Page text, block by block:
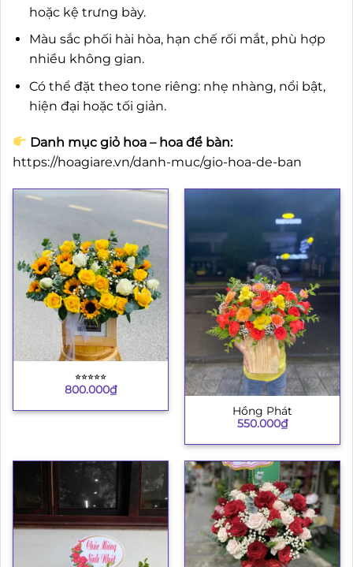
hoặc kệ trưng bày.
Màu sắc phối hài hòa, hạn chế rối mắt, phù hợp
nhiều không gian.
Có thể đặt theo tone riêng: nhẹ nhàng, nổi bật,
hiện đại hoặc tối giản.
Danh mục giỏ hoa – hoa để bàn:
https://hoagiare.vn/danh-muc/gio-hoa-de-ban
⭐︎⭐︎⭐︎⭐︎⭐︎
800.000₫
Hồng Phát
550.000₫